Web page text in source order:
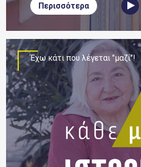
Περισσότερα
Έχω κάτι που λέγεται "μαζί"!